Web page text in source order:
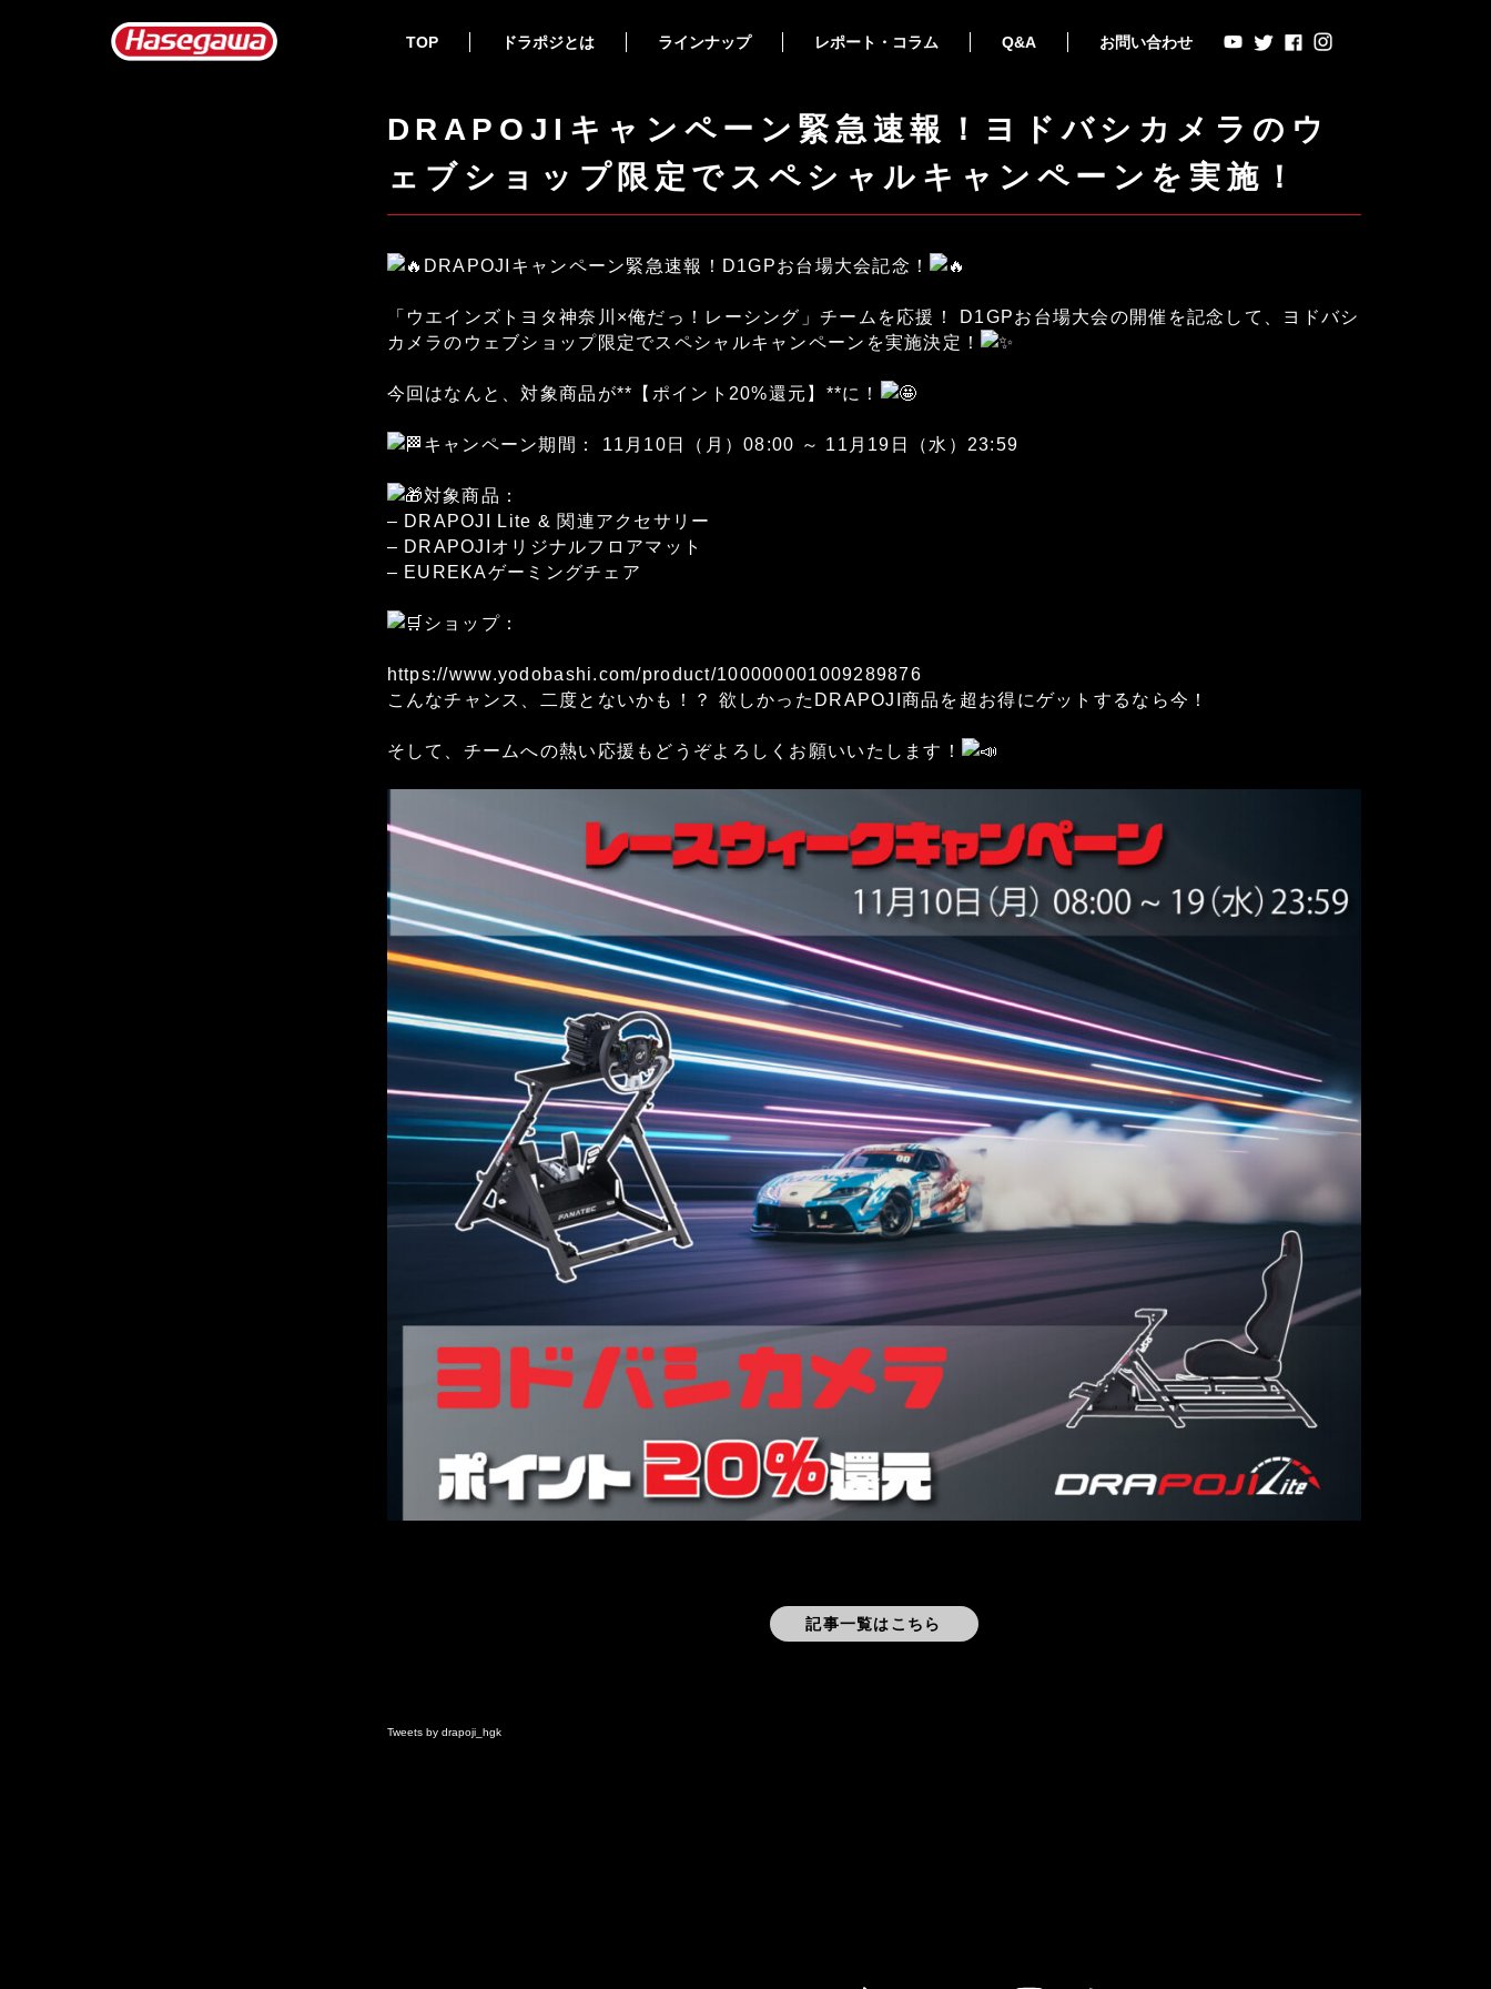
TOP ドラポジとは ラインナップ レポート・コラム Q&A お問い合わせ
DRAPOJIキャンペーン緊急速報！ヨドバシカメラのウ
ェブショップ限定でスペシャルキャンペーンを実施！
DRAPOJIキャンペーン緊急速報！D1GPお台場大会記念！
「ウエインズトヨタ神奈川×俺だっ！レーシング」チームを応援！ D1GPお台場大会の開催を記念して、ヨドバシ
カメラのウェブショップ限定でスペシャルキャンペーンを実施決定！
今回はなんと、対象商品が**【ポイント20%還元】**に！
キャンペーン期間： 11月10日（月）08:00 ～ 11月19日（水）23:59
対象商品：
– DRAPOJI Lite & 関連アクセサリー
– DRAPOJIオリジナルフロアマット
– EUREKAゲーミングチェア
ショップ：
https://www.yodobashi.com/product/100000001009289876
こんなチャンス、二度とないかも！？ 欲しかったDRAPOJI商品を超お得にゲットするなら今！
そして、チームへの熱い応援もどうぞよろしくお願いいたします！
記事一覧はこちら
Tweets by drapoji_hgk